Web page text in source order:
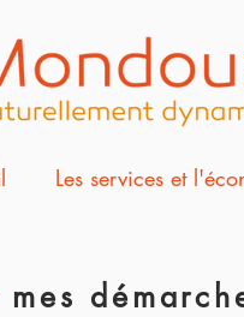
Les services et
mes